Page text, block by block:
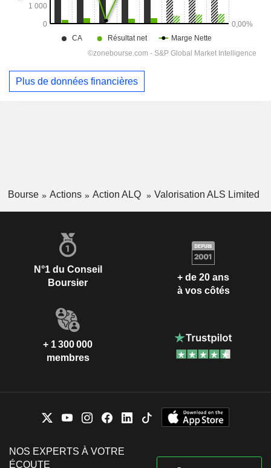
Plus de données financières
Bourse Actions Action ALQ Valorisation ALS Limited
N°1 du Conseil
Boursier
+ de 20 ans
à vos côtés
+ 1 300 000
membres
NOS EXPERTS À VOTRE
ÉCOUTE